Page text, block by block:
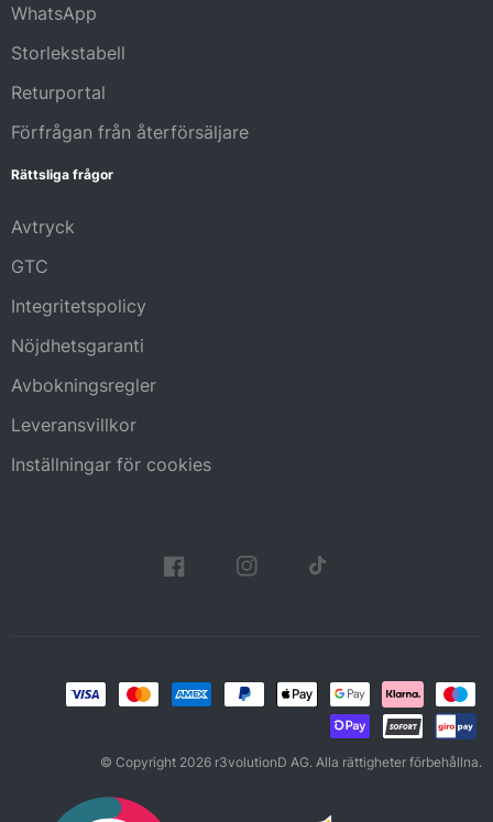
WhatsApp
Storlekstabell
Returportal
Förfrågan från återförsäljare
Rättsliga frågor
Avtryck
GTC
Integritetspolicy
Nöjdhetsgaranti
Avbokningsregler
Leveransvillkor
Inställningar för cookies
© Copyright 2026 r3volutionD AG. Alla rättigheter förbehållna.